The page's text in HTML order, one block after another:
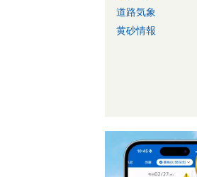
道路気象
黄砂情報